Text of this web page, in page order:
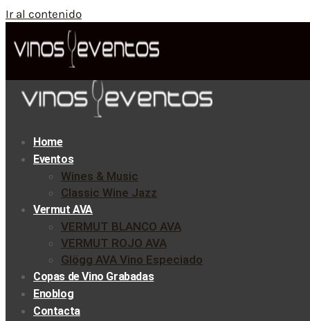
Ir al contenido
Home
Eventos
Wines & Music
Classic Wine Jazz
Vermut AVA
VERMUT BLANCO AVA
VERMUT ROJO AVA
Glögg AVA Vino Especiado
Copas de Vino Grabadas
Enoblog
Contacta